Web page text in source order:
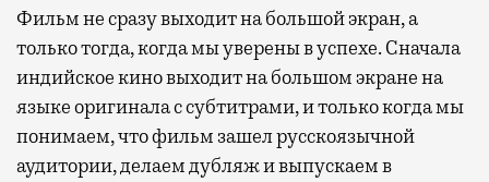
Фильм не сразу выходит на большой экран, а
только тогда, когда мы уверены в успехе. Сначала
индийское кино выходит на большом экране на
языке оригинала с субтитрами, и только когда мы
понимаем, что фильм зашел русскоязычной
аудитории, делаем дубляж и выпускаем в